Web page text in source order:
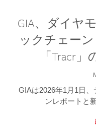
GIA、ダイヤ
ックチェー
「Tracr
GIAは2026年1月1日
ンレポートと